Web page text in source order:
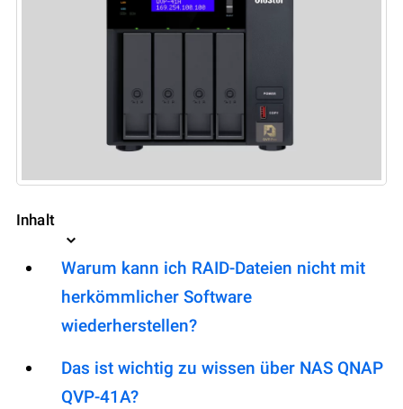
Inhalt
Warum kann ich RAID-Dateien nicht mit
herkömmlicher Software
wiederherstellen?
Das ist wichtig zu wissen über NAS QNAP
QVP-41A?